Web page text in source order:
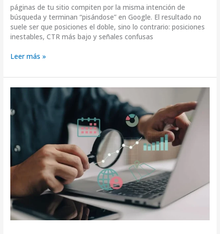
páginas de tu sitio compiten por la misma intención de
búsqueda y terminan “pisándose” en Google. El resultado no
suele ser que posiciones el doble, sino lo contrario: posiciones
inestables, CTR más bajo y señales confusas
Leer más »
con
paso
paso